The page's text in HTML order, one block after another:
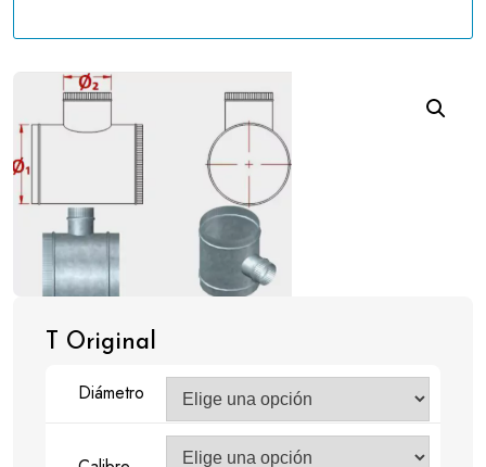
T Original
Diámetro